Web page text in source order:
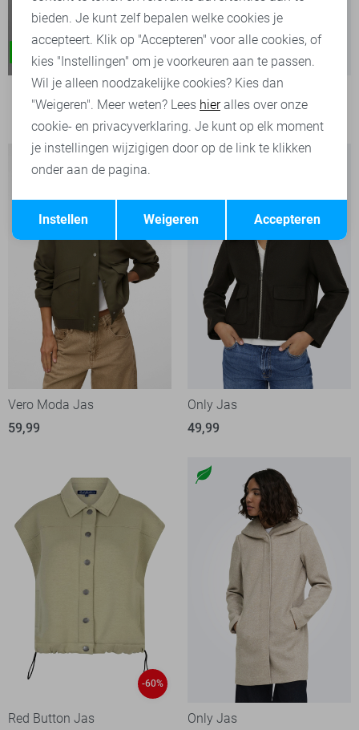
Only Jas
49,99
Vero Moda Jas
59,99
Only Jas
49,99
-60%
Red Button Jas
Only Jas
Terug Opslaan
bieden. Je kunt zelf bepalen welke cookies je
accepteert. Klik op "Accepteren" voor alle cookies, of
kies "Instellingen" om je voorkeuren aan te passen.
Wil je alleen noodzakelijke cookies? Kies dan
"Weigeren". Meer weten? Lees hieralles over onze
cookie- en privacyverklaring. Je kunt op elk moment
je instellingen wijzigigen door op de link te klikken
onder aan de pagina.
Accepteren
Weigeren
Instellen